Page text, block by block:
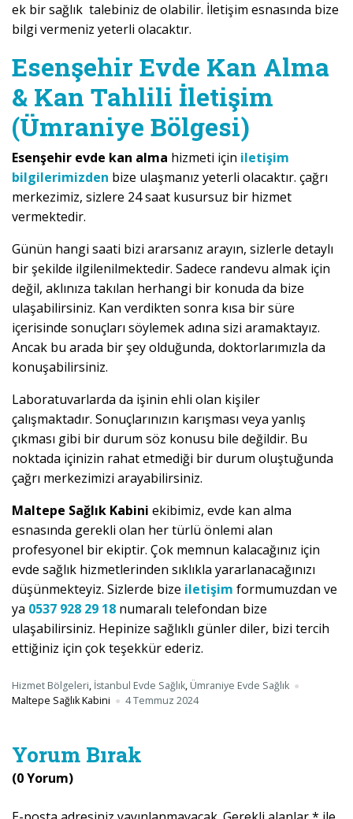
ek bir sağlık talebiniz de olabilir. İletişim esnasında bize
bilgi vermeniz yeterli olacaktır.
Esenşehir Evde Kan Alma
& Kan Tahlili İletişim
(Ümraniye Bölgesi)
Esenşehir evde kan alma hizmeti için iletişim
bilgilerimizden bize ulaşmanız yeterli olacaktır. çağrı
merkezimiz, sizlere 24 saat kusursuz bir hizmet
vermektedir.
Günün hangi saati bizi ararsanız arayın, sizlerle detaylı
bir şekilde ilgilenilmektedir. Sadece randevu almak için
değil, aklınıza takılan herhangi bir konuda da bize
ulaşabilirsiniz. Kan verdikten sonra kısa bir süre
içerisinde sonuçları söylemek adına sizi aramaktayız.
Ancak bu arada bir şey olduğunda, doktorlarımızla da
konuşabilirsiniz.
Laboratuvarlarda da işinin ehli olan kişiler
çalışmaktadır. Sonuçlarınızın karışması veya yanlış
çıkması gibi bir durum söz konusu bile değildir. Bu
noktada içinizin rahat etmediği bir durum oluştuğunda
çağrı merkezimizi arayabilirsiniz.
Maltepe Sağlık Kabini ekibimiz, evde kan alma
esnasında gerekli olan her türlü önlemi alan
profesyonel bir ekiptir. Çok memnun kalacağınız için
evde sağlık hizmetlerinden sıklıkla yararlanacağınızı
düşünmekteyiz. Sizlerde bize iletişim formumuzdan ve
ya 0537 928 29 18 numaralı telefondan bize
ulaşabilirsiniz. Hepinize sağlıklı günler diler, bizi tercih
ettiğiniz için çok teşekkür ederiz.
Hizmet Bölgeleri, İstanbul Evde Sağlık, Ümraniye Evde Sağlık
Maltepe Sağlık Kabini
4 Temmuz 2024
Yorum Bırak
(0 Yorum)